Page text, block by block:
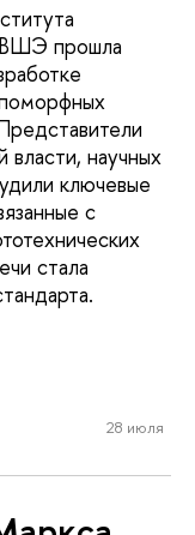
ВШЭ прошла
власти, научных
ключевые
с
стала
28 июля